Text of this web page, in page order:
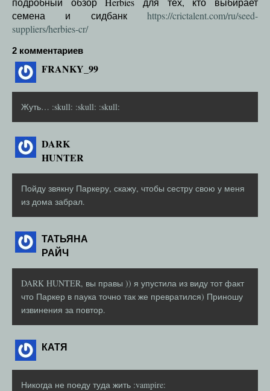
семена и сидбанк https://crictalent.com/ru/seed-
suppliers/herbies-cr/
2 комментариев
FRANKY_99
Жуть… :skull: :skull: :skull:
DARK
HUNTER
Пойду звякну Паркеру, скажу, чтобы сестру свою у меня
из дома забрал.
ТАТЬЯНА
РАЙЧ
DARK HUNTER, вы правы )) я упустила из виду тот факт
что Паркер в паука точно так же превратился) Приношу
извинения за повтор.
КАТЯ
Никогда не поеду туда жить :vampire: